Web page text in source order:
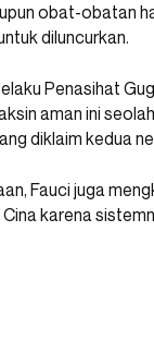
obat-obatan
diluncurkan.
Penasihat
aman ini
diklaim kedua
Fauci juga
karena